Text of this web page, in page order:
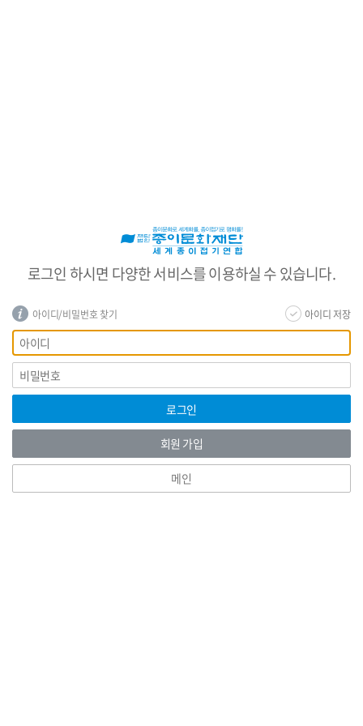
로그인 하시면 다양한 서비스를 이용하실 수 있습니다.
아이디/비밀번호 찾기 아이디 저장
회
원
로
그
인
아
이
디
비
밀
번
로그인
회원 가입
메인